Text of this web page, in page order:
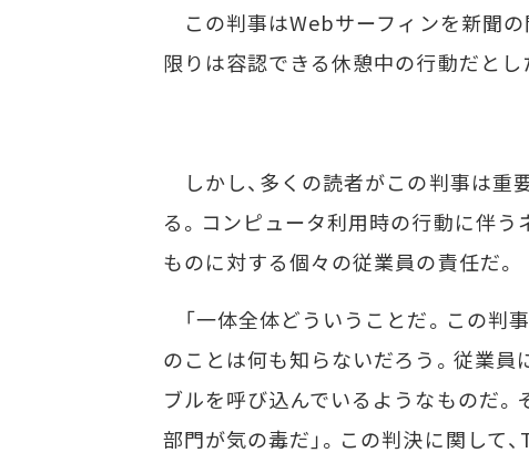
この判事はWebサーフィンを新聞の
限りは容認できる休憩中の行動だとし
しかし、多くの読者がこの判事は重
る。コンピュータ利用時の行動に伴
ものに対する個々の従業員の責任だ。
「一体全体どういうことだ。この判
のことは何も知らないだろう。従業
ブルを呼び込んでいるようなものだ。
部門が気の毒だ」。この判決に関して